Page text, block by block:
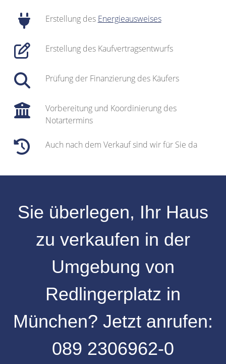
Erstellung des Energieausweises
Erstellung des Kaufvertragsentwurfs
Prüfung der Finanzierung des Käufers
Vorbereitung und Koordinierung des
Notartermins
Auch nach dem Verkauf sind wir für Sie da
Sie überlegen, Ihr Haus
zu verkaufen in der
Umgebung von
Redlingerplatz in
München? Jetzt anrufen:
089 2306962-0